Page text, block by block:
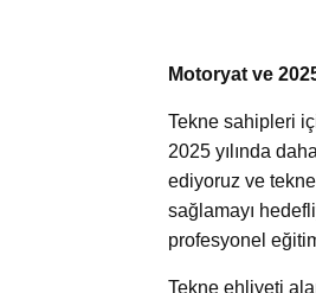
Motoryat ve
Tekne sahipleri
2025 yılında
ediyoruz ve
sağlamayı
profesyonel
Tekne ehliyeti